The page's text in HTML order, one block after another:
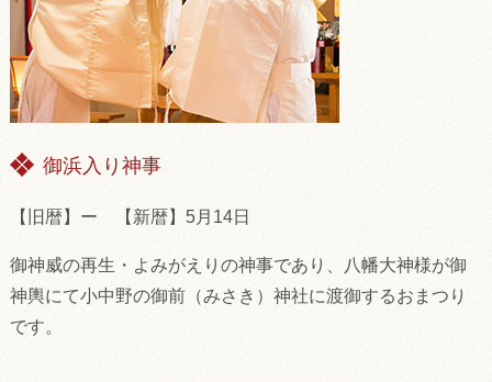
御浜入り神事
【旧暦】ー 【新暦】5月14日
御神威の再生・よみがえりの神事であり、八幡大神様が御
神輿にて小中野の御前（みさき）神社に渡御するおまつり
です。